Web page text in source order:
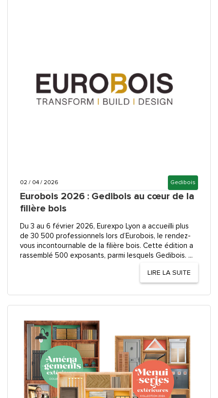
02 / 04 / 2026 Gedibois
Eurobois 2026 : Gedibois au cœur de la
filière bois
Du 3 au 6 février 2026, Eurexpo Lyon a accueilli plus
de 30 500 professionnels lors d’Eurobois, le rendez-
vous incontournable de la filière bois. Cette édition a
rassemblé 500 exposants, parmi lesquels Gedibois. ...
LIRE LA SUITE